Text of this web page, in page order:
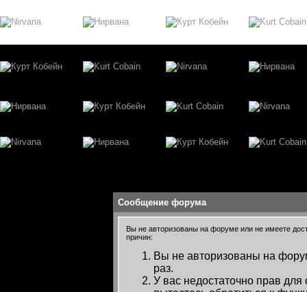
Сообщение форума
Вы не авторизованы на форуме или не имеете
причин:
Вы не авторизованы на
раз.
У вас недостаточно прав